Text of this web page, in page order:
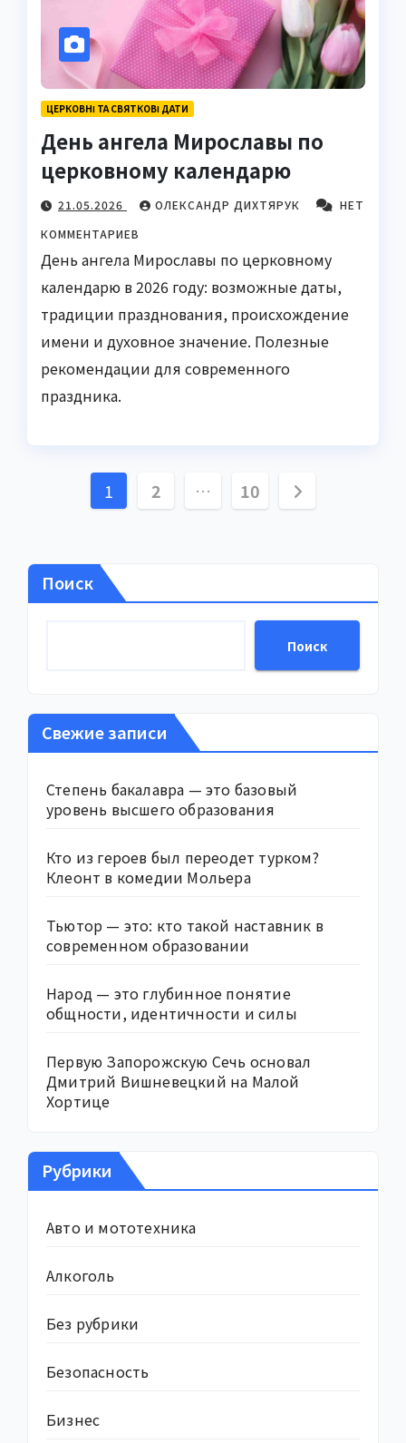
ЦЕРКОВНІ ТА СВЯТКОВІ ДАТИ
День ангела Мирославы по
церковному календарю
21.05.2026 ОЛЕКСАНДР ДИХТЯРУК
НЕТ
КОММЕНТАРИЕВ
День ангела Мирославы по церковному
календарю в 2026 году: возможные даты,
традиции празднования, происхождение
имени и духовное значение. Полезные
рекомендации для современного
праздника.
Пагинация
1 2 … 10
Поиск
Поиск
Свежие записи
Степень бакалавра — это базовый
уровень высшего образования
Кто из героев был переодет турком?
Клеонт в комедии Мольера
Тьютор — это: кто такой наставник в
современном образовании
Народ — это глубинное понятие
общности, идентичности и силы
Первую Запорожскую Сечь основал
Дмитрий Вишневецкий на Малой
Хортице
Рубрики
Авто и мототехника
Алкоголь
Без рубрики
Безопасность
Бизнес